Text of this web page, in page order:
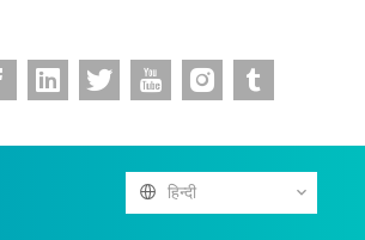
हिन्दी